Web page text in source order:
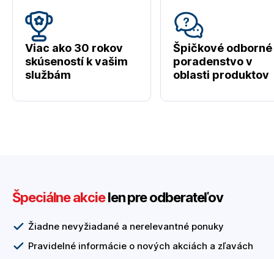
Viac ako 30 rokov
skúseností k vašim
službám
Špičkové odborné
poradenstvo v
oblasti produktov
Špeciálne akcielen pre odberateľov
Žiadne nevyžiadané a nerelevantné ponuky
Pravidelné informácie o nových akciách a zľavách